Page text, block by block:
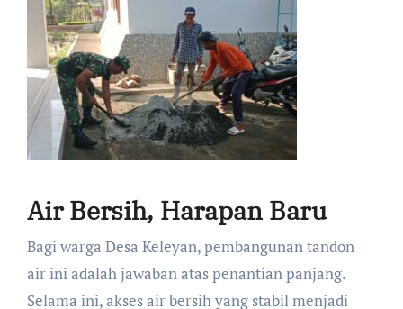
Air Bersih, Harapan Baru
​Bagi warga Desa Keleyan, pembangunan tandon
air ini adalah jawaban atas penantian panjang.
Selama ini, akses air bersih yang stabil menjadi